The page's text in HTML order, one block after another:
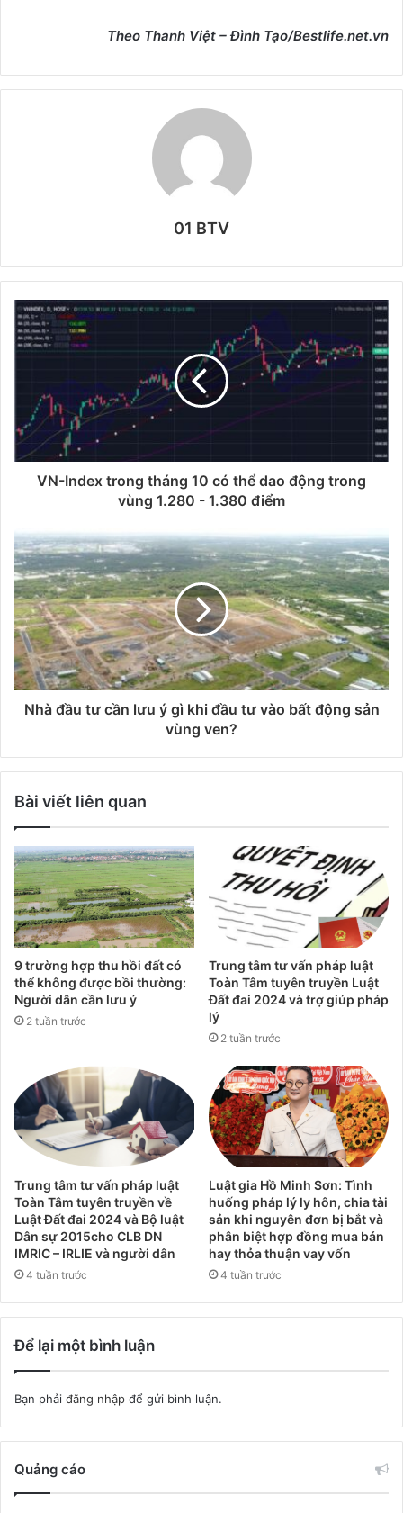
Theo Thanh Việt – Đình Tạo/Bestlife.net.vn
01 BTV
VN-Index trong tháng 10 có thể dao động trong
vùng 1.280 - 1.380 điểm
Nhà đầu tư cần lưu ý gì khi đầu tư vào bất động sản
vùng ven?
Bài viết liên quan
9 trường hợp thu hồi đất có
thể không được bồi thường:
Người dân cần lưu ý
2 tuần trước
Trung tâm tư vấn pháp luật
Toàn Tâm tuyên truyền Luật
Đất đai 2024 và trợ giúp pháp
lý
2 tuần trước
Trung tâm tư vấn pháp luật
Toàn Tâm tuyên truyền về
Luật Đất đai 2024 và Bộ luật
Dân sự 2015cho CLB DN
IMRIC – IRLIE và người dân
4 tuần trước
Luật gia Hồ Minh Sơn: Tình
huống pháp lý ly hôn, chia tài
sản khi nguyên đơn bị bắt và
phân biệt hợp đồng mua bán
hay thỏa thuận vay vốn
4 tuần trước
Để lại một bình luận
Bạn phải đăng nhập để gửi bình luận.
Quảng cáo